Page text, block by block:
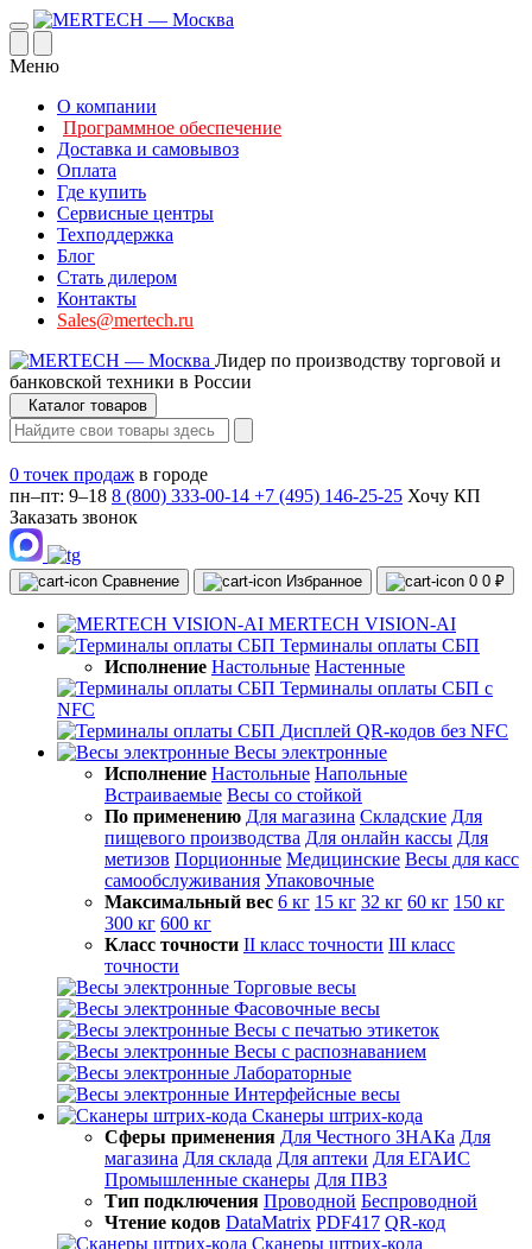
Меню
О компании
Программное обеспечение
Доставка и самовывоз
Оплата
Где купить
Сервисные центры
Техподдержка
Блог
Стать дилером
Контакты
Sales@mertech.ru
Лидер по производству торговой и
банковской техники в России
Каталог товаров
0 точек продаж в городе
пн–пт: 9–18 8 (800) 333-00-14 +7 (495) 146-25-25 Хочу КП
Заказать звонок
Сравнение Избранное 0 0 ₽
MERTECH VISION-AI
Терминалы оплаты СБП
Исполнение Настольные Настенные
Терминалы оплаты СБП с
NFC
Дисплей QR-кодов без NFC
Весы электронные
Исполнение Настольные Напольные
Встраиваемые Весы со стойкой
По применению Для магазина Складские Для
пищевого производства Для онлайн кассы Для
метизов Порционные Медицинские Весы для касс
самообслуживания Упаковочные
Максимальный вес 6 кг 15 кг 32 кг 60 кг 150 кг
300 кг 600 кг
Класс точности II класс точности III класс
точности
Торговые весы
Фасовочные весы
Весы с печатью этикеток
Весы с распознаванием
Лабораторные
Интерфейсные весы
Сканеры штрих-кода
Сферы применения Для Честного ЗНАКа Для
магазина Для склада Для аптеки Для ЕГАИС
Промышленные сканеры Для ПВЗ
Тип подключения Проводной Беспроводной
Чтение кодов DataMatrix PDF417 QR-код
Сканеры штрих-кода